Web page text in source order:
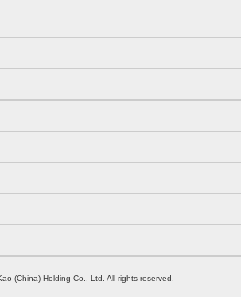
(China) Holding Co., Ltd. All rights reserved.